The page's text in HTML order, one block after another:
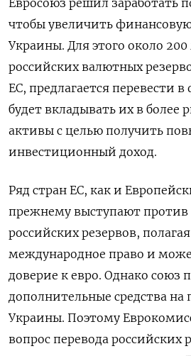
чтобы увеличить
Украины. Для этого около
российских валютных
ЕС, предлагается перевести
будет вкладывать их в более
активы с целью получить
инвестиционный доход.
Ряд стран ЕС, как и
прежнему выступают
российских резервов,
международное право и
доверие к евро. Однако союз
дополнительные средства на
Украины. Поэтому
вопрос перевода российских